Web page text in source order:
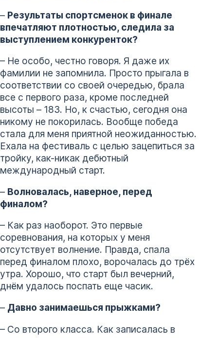
– Результаты спортсменок в финале
впечатляют плотностью, следила за
выступлением конкуренток?
– Не особо, честно говоря. Я даже их
фамилии не запомнила. Просто прыгала в
соответствии со своей очередью, брала
все с первого раза, кроме последней
высоты – 183. Но, к счастью, сегодня она
никому не покорилась. Вообще победа
стала для меня приятной неожиданностью.
Ехала на фестиваль с целью зацепиться за
тройку, как-никак дебютный
международный старт.
– Волновалась, наверное, перед
финалом?
– Как раз наоборот. Это первые
соревнования, на которых у меня
отсутствует волнение. Правда, спала
перед финалом плохо, ворочалась до трёх
утра. Хорошо, что старт был вечерний,
днём удалось поспать еще часик.
– Давно занимаешься прыжками?
– Со второго класса. Как записалась в